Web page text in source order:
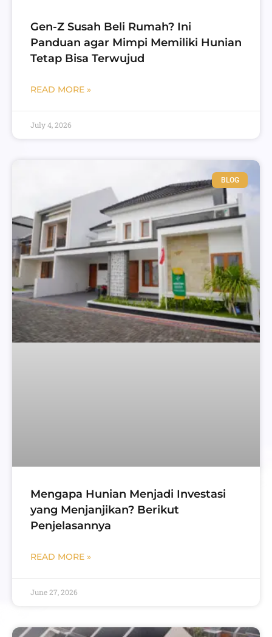
Gen-Z Susah Beli Rumah? Ini
Panduan agar Mimpi Memiliki Hunian
Tetap Bisa Terwujud
READ MORE »
July 4, 2026
BLOG
Mengapa Hunian Menjadi Investasi
yang Menjanjikan? Berikut
Penjelasannya
READ MORE »
June 27, 2026